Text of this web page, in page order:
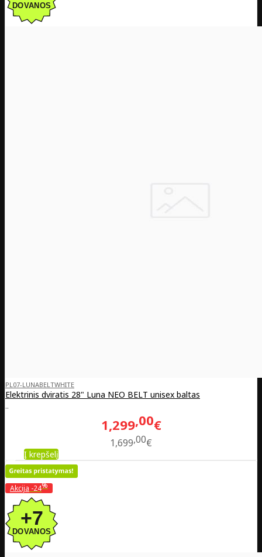
PL07-LUNABELTWHITE
Elektrinis dviratis 28" Luna NEO BELT unisex baltas
..
1,299 00€
1,699 00€
Į krepšelį
Akcija -24%